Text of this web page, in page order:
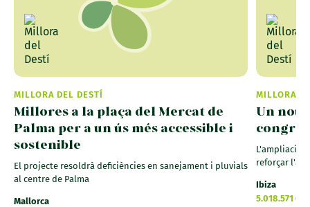
MILLORA DEL DESTÍ
Millores a la plaça del Mercat de
Palma per a un ús més accessible i
sostenible
El projecte resoldrà deficiències en sanejament i pluvials
al centre de Palma
Mallorca
MILLORA
Un nou
L'ampliació
reforçar
Ibiza
5.018.571 €